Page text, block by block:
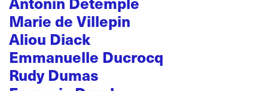
Marie de Villepin
Aliou Diack
Emmanuelle Ducrocq
Rudy Dumas